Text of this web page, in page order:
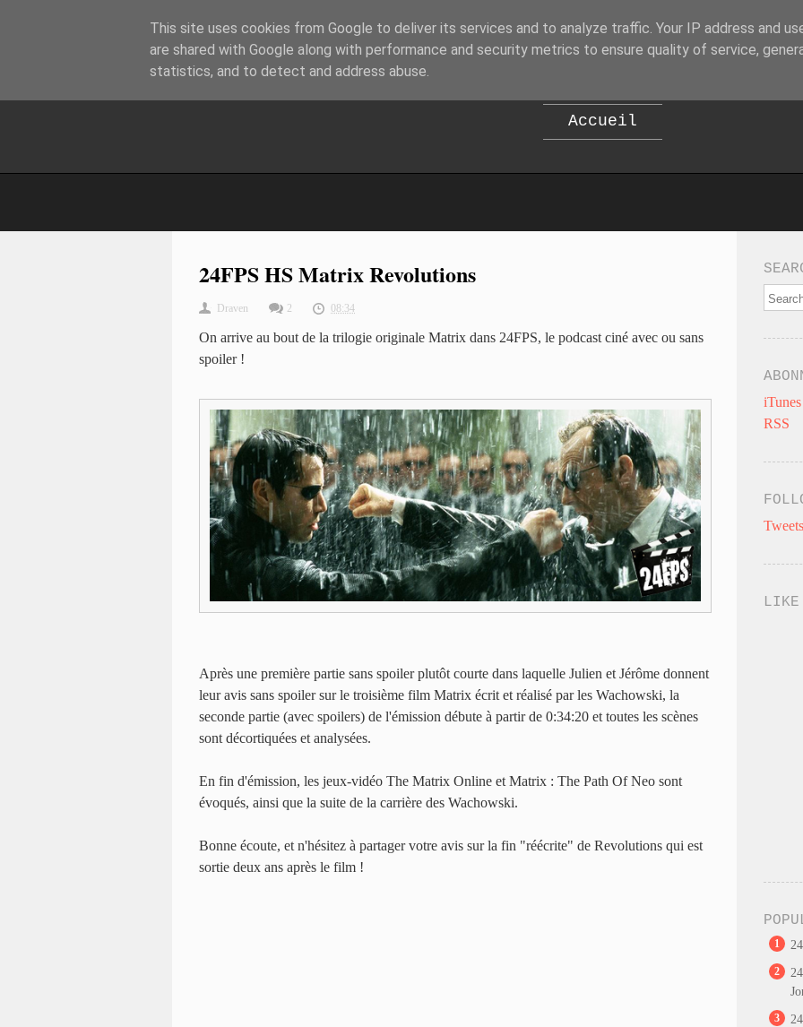
B EPOD
Accueil
24FPS HS Matrix Revolutions
Draven 2 08:34
On arrive au bout de la trilogie originale Matrix dans 24FPS, le podcast ciné avec ou sans
spoiler !
Après une première partie sans spoiler plutôt courte dans laquelle Julien et Jérôme donnent
leur avis sans spoiler sur le troisième film Matrix écrit et réalisé par les Wachowski, la
seconde partie (avec spoilers) de l'émission débute à partir de 0:34:20 et toutes les scènes
sont décortiquées et analysées.
En fin d'émission, les jeux-vidéo The Matrix Online et Matrix : The Path Of Neo sont
évoqués, ainsi que la suite de la carrière des Wachowski.
Bonne écoute, et n'hésitez à partager votre avis sur la fin "réécrite" de Revolutions qui est
sortie deux ans après le film !
iTunes
RSS
LIKE
1
2
3
This site uses cookies from Google to deliver its services and to analyze traffic. Your IP address and
are shared with Google along with performance and security metrics to ensure quality of service,
statistics, and to detect and address abuse.